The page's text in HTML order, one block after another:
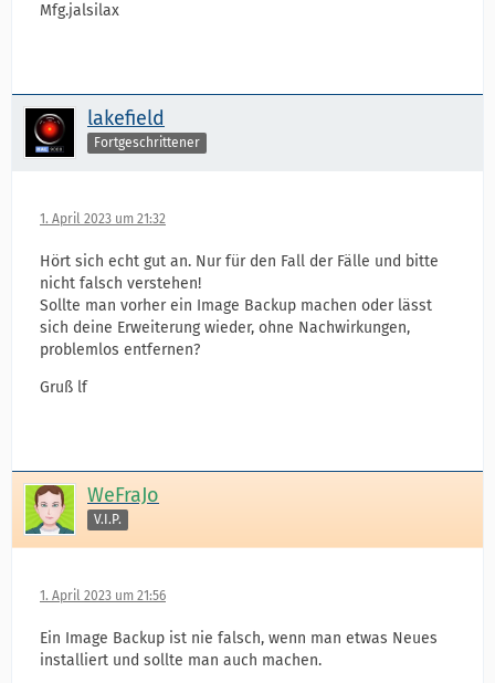
Mfg.jalsilax
lakefield
Fortgeschrittener
1. April 2023 um 21:32
Hört sich echt gut an. Nur für den Fall der Fälle und bitte
nicht falsch verstehen!
Sollte man vorher ein Image Backup machen oder lässt
sich deine Erweiterung wieder, ohne Nachwirkungen,
problemlos entfernen?
Gruß lf
WeFraJo
V.I.P.
1. April 2023 um 21:56
Ein Image Backup ist nie falsch, wenn man etwas Neues
installiert und sollte man auch machen.